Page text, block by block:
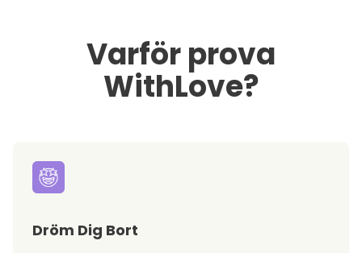
Varför prova
WithLove?
Dröm Dig Bort